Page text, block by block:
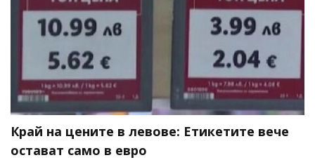
Край на цените в левове: Етикетите вече
остават само в евро